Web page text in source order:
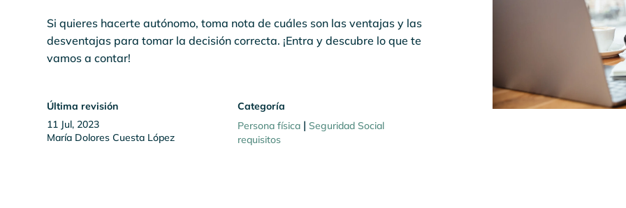
Si quieres hacerte autónomo, toma nota de cuáles son las ventajas y las
desventajas para tomar la decisión correcta. ¡Entra y descubre lo que te
vamos a contar!
Última revisión
11 Jul, 2023
María Dolores Cuesta López
Categoría
Persona física |Seguridad Social
requisitos